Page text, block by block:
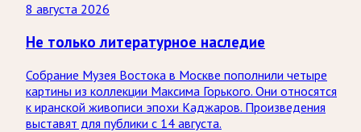
8 августа 2026
Не только литературное наследие
Собрание Музея Востока в Москве пополнили четыре
картины из коллекции Максима Горького. Они относятся
к иранской живописи эпохи Каджаров. Произведения
выставят для публики с 14 августа.